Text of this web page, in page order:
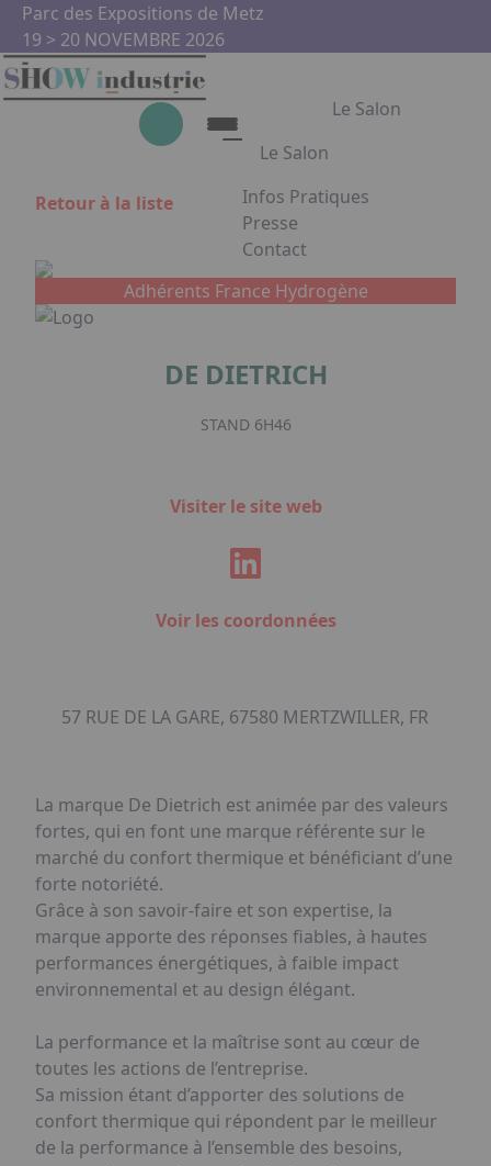
Aller au contenu principal
Parc des Expositions de Metz
19 > 20 NOVEMBRE 2026
Le Salon
Le Salon
Le Salon
Show Industrie
Partenaires
Show Industrie en images
Infos Pratiques
Presse
Contact
Appuyez sur Entrée pour
Retour à la liste
Adhérents France Hydrogène
DE DIETRICH
STAND 6H46
Visiter le site web
Voir les coordonnées
57 RUE DE LA GARE, 67580 MERTZWILLER, FR
La marque De Dietrich est animée par des valeurs
fortes, qui en font une marque référente sur le
marché du confort thermique et bénéficiant d’une
forte notoriété.
Grâce à son savoir-faire et son expertise, la
marque apporte des réponses fiables, à hautes
performances énergétiques, à faible impact
environnemental et au design élégant.
La performance et la maîtrise sont au cœur de
toutes les actions de l’entreprise.
Sa mission étant d’apporter des solutions de
confort thermique qui répondent par le meilleur
de la performance à l’ensemble des besoins,
Panneau de gestion des cookies